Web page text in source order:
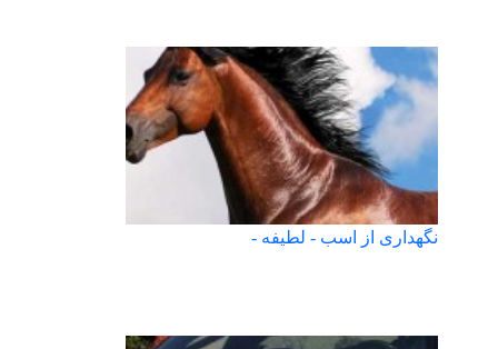
نگهداری از اسب - لطیفه -